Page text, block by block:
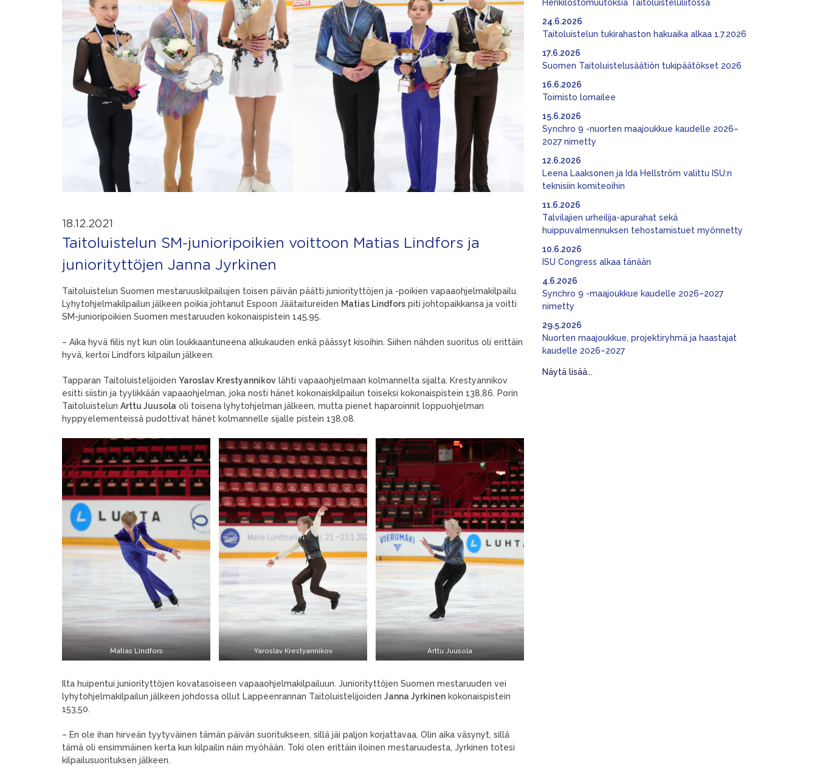
18.12.2021
Taitoluistelun SM-junioripoikien voittoon Matias Lindfors ja
juniorityttöjen Janna Jyrkinen
Taitoluistelun Suomen mestaruuskilpailujen toisen päivän päätti juniorityttöjen ja -poikien vapaaohjelmakilpailu.
Lyhytohjelmakilpailun jälkeen poikia johtanut Espoon Jäätaitureiden Matias Lindfors piti johtopaikkansa ja voitti
SM-junioripoikien Suomen mestaruuden kokonaispistein 145,95.
– Aika hyvä fiilis nyt kun olin loukkaantuneena alkukauden enkä päässyt kisoihin. Siihen nähden suoritus oli erittäin
hyvä, kertoi Lindfors kilpailun jälkeen.
Tapparan Taitoluistelijoiden Yaroslav Krestyannikov lähti vapaaohjelmaan kolmannelta sijalta. Krestyannikov
esitti siistin ja tyylikkään vapaaohjelman, joka nosti hänet kokonaiskilpailun toiseksi kokonaispistein 138,86. Porin
Taitoluistelun Arttu Juusola oli toisena lyhytohjelman jälkeen, mutta pienet haparoinnit loppuohjelman
hyppyelementeissä pudottivat hänet kolmannelle sijalle pistein 138,08.
Matias Lindfors Yaroslav Krestyannikov Arttu Juusola
Ilta huipentui juniorityttöjen kovatasoiseen vapaaohjelmakilpailuun. Juniorityttöjen Suomen mestaruuden vei
lyhytohjelmakilpailun jälkeen johdossa ollut Lappeenrannan Taitoluistelijoiden Janna Jyrkinen kokonaispistein
153,50.
– En ole ihan hirveän tyytyväinen tämän päivän suoritukseen, sillä jäi paljon korjattavaa. Olin aika väsynyt, sillä
tämä oli ensimmäinen kerta kun kilpailin näin myöhään. Toki olen erittäin iloinen mestaruudesta, Jyrkinen totesi
kilpailusuorituksen jälkeen.
Henkilöstömuutoksia Taitoluisteluliitossa
Taitoluistelun tukirahaston hakuaika alkaa 1.7.2026
24.6.2026
Suomen Taitoluistelusäätiön tukipäätökset 2026
17.6.2026
Toimisto lomailee
16.6.2026
Synchro 9 -nuorten maajoukkue kaudelle 2026–
2027 nimetty
15.6.2026
Leena Laaksonen ja Ida Hellström valittu ISU:n
teknisiin komiteoihin
12.6.2026
Talvilajien urheilija-apurahat sekä
huippuvalmennuksen tehostamistuet myönnetty
11.6.2026
ISU Congress alkaa tänään
10.6.2026
Synchro 9 -maajoukkue kaudelle 2026–2027
nimetty
4.6.2026
Nuorten maajoukkue, projektiryhmä ja haastajat
kaudelle 2026–2027
29.5.2026
Näytä lisää...